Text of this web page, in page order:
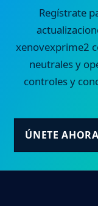
Regístrate
xenovexprime2
neutrales y
controles y
ÚNETE AHORA